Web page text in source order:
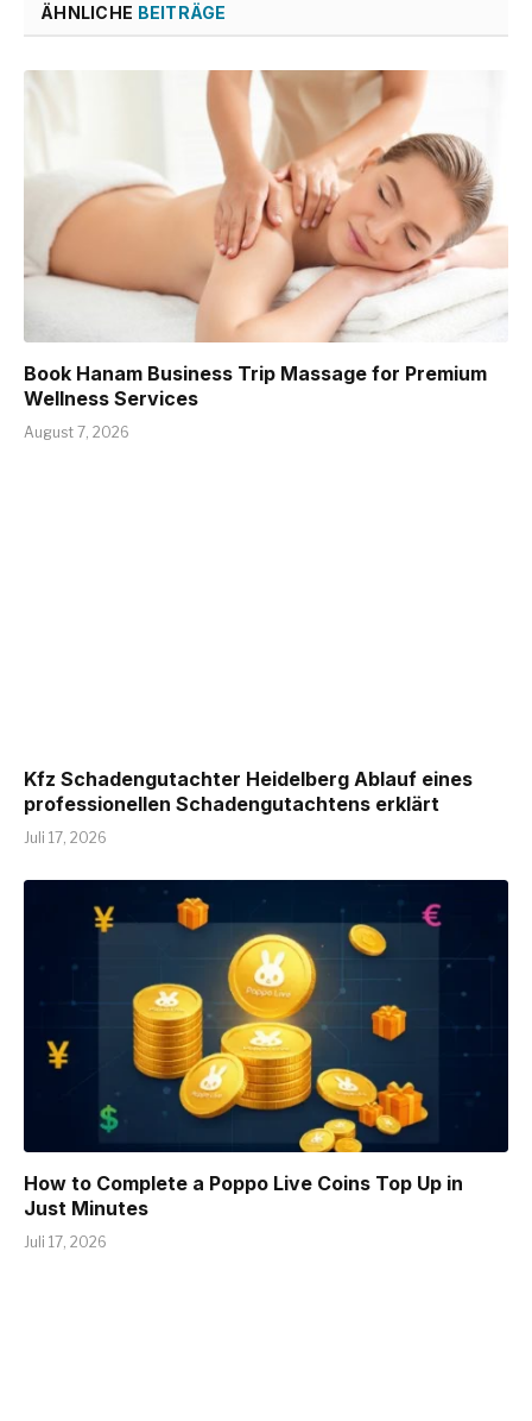
ÄHNLICHE BEITRÄGE
Book Hanam Business Trip Massage for Premium
Wellness Services
August 7, 2026
Kfz Schadengutachter Heidelberg Ablauf eines
professionellen Schadengutachtens erklärt
Juli 17, 2026
How to Complete a Poppo Live Coins Top Up in
Just Minutes
Juli 17, 2026